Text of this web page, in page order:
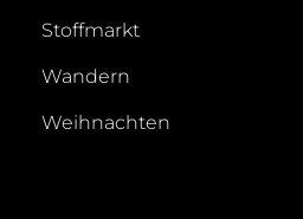
Stoffmarkt
Wandern
Weihnachten